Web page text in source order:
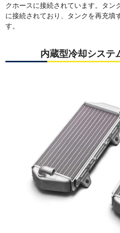
クホースに接続されています。タン
に接続されており、タンクを再充填
す。
内蔵型冷却システ